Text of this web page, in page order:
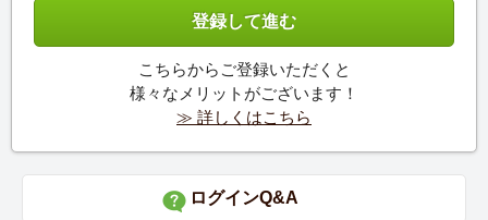
こちらからご登録いただくと
様々なメリットがございます！
≫ 詳しくはこちら